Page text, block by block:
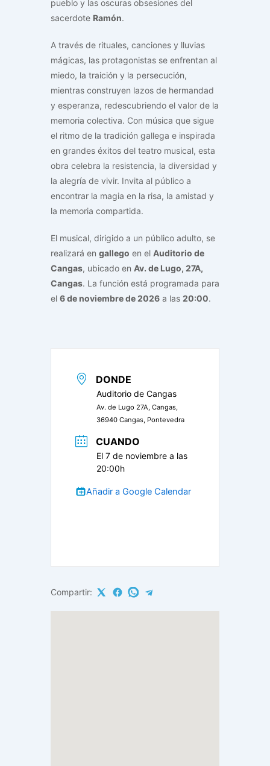
pueblo y las oscuras obsesiones del
sacerdote Ramón.
A través de rituales, canciones y lluvias
mágicas, las protagonistas se enfrentan al
miedo, la traición y la persecución,
mientras construyen lazos de hermandad
y esperanza, redescubriendo el valor de la
memoria colectiva. Con música que sigue
el ritmo de la tradición gallega e inspirada
en grandes éxitos del teatro musical, esta
obra celebra la resistencia, la diversidad y
la alegría de vivir. Invita al público a
encontrar la magia en la risa, la amistad y
la memoria compartida.
El musical, dirigido a un público adulto, se
realizará en gallego en el Auditorio de
Cangas, ubicado en Av. de Lugo, 27A,
Cangas. La función está programada para
el 6 de noviembre de 2026 a las 20:00.
DONDE
Auditorio de Cangas
Av. de Lugo 27A, Cangas,
36940 Cangas, Pontevedra
CUANDO
El 7 de noviembre a las
20:00h
Añadir a Google Calendar
Compartir: